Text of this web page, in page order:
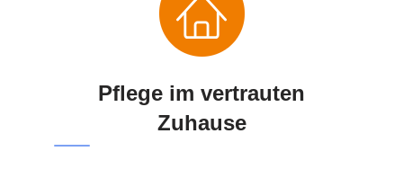
Pflege im vertrauten
Zuhause